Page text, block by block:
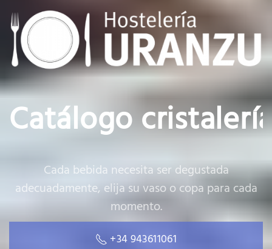
Catálogo
Cada bebida necesita ser degustada
adecuadamente, elija su vaso o copa para cada
momento.
+34 943611061